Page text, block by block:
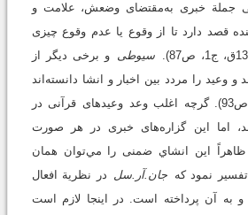
جملة‌ خبری به‌مقتضای وضعش، علامت و
قصد دارد تا از وقوع یا عدم وقوع چیزی
سیوطی و برخی دیگر از
وعید را مردد بین اخبار و انشا دانسته‌اند
(سیوطی، 1969م، ج1، ص93). گرچه اغلب وعد وعید‌های قرآنی در
اما این گزاره‌های خبری در هر صورت
این انشاي ضمنی را مي‌توان همان
نمود که جان.آر.سل در نظریة افعال
و به آن پرداخته است. در اینجا لازم است